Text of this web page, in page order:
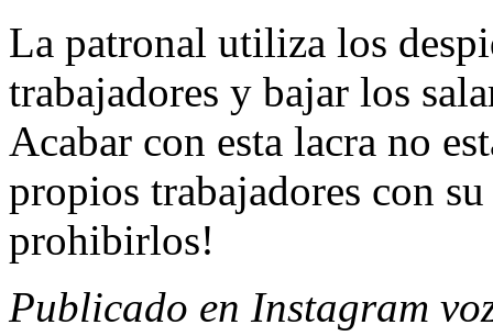
La patronal utiliza los
trabajadores y bajar los
Acabar con esta lacra no
propios trabajadores con
prohibirlos!
Publicado en Instagram